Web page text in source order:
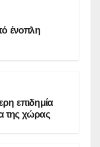
ένοπλη
επιδημία
της χώρας